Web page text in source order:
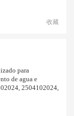
收藏
para
de agua e
2504102024,